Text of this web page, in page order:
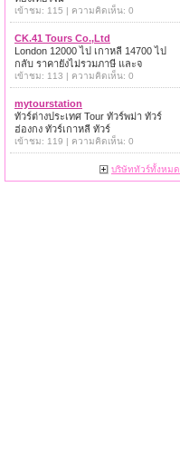
เข้าชม: 115 | ความคิดเห็น: 0
CK.41 Tours Co.,Ltd
London 12000 ไป เกาหลี 14700 ไป
กลับ ราคายังไม่รวมภาษี และจ
เข้าชม: 113 | ความคิดเห็น: 0
mytourstation
ทัวร์ต่างประเทศ Tour ทัวร์พม่า ทัวร์
ฮ่องกง ทัวร์เกาหลี ทัวร์
เข้าชม: 119 | ความคิดเห็น: 0
บริษัททัวร์ทั้งหมด